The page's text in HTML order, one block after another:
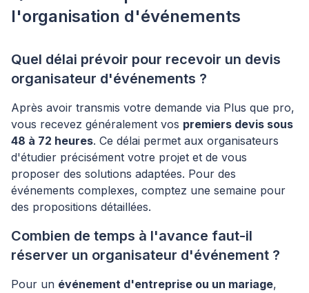
l'organisation d'événements
Quel délai prévoir pour recevoir un devis
organisateur d'événements ?
Après avoir transmis votre demande via Plus que pro,
vous recevez généralement vos premiers devis sous
48 à 72 heures. Ce délai permet aux organisateurs
d'étudier précisément votre projet et de vous
proposer des solutions adaptées. Pour des
événements complexes, comptez une semaine pour
des propositions détaillées.
Combien de temps à l'avance faut-il
réserver un organisateur d'événement ?
Pour un événement d'entreprise ou un mariage,